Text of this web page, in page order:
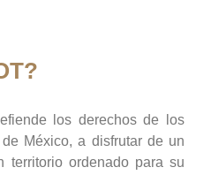
los derechos de los
México, a disfrutar de un
territorio ordenado para su